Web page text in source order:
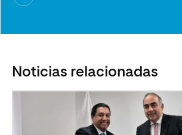
Noticias relacionadas